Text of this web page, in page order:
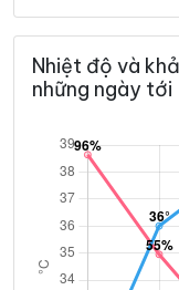
Nhiệt độ và
những ngày tới